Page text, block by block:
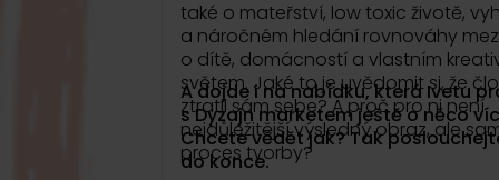
také o mateřství, low toxic životě,
a náročném hledání rovnováhy
o dítě, domácností a vlastním
světem. Jaké to je uvědomit si, že
ztratil sám sebe? A proč pro ni není
nejdůležitější výsledný obraz, ale
proces tvorby?
A dojde i na nabídku, která Ivetu
s Dyzajn marketem ještě o něco
Chcete vědět jak? Tak
do konce.